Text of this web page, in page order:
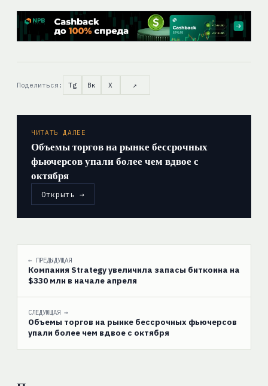
Поделиться: Tg Вк X ↗
ЧИТАТЬ ДАЛЕЕ
Объемы торгов на рынке бессрочных
фьючерсов упали более чем вдвое с
октября
Открыть →
← ПРЕДЫДУЩАЯ
Компания Strategy увеличила запасы биткоина на
$330 млн в начале апреля
СЛЕДУЮЩАЯ →
Объемы торгов на рынке бессрочных фьючерсов
упали более чем вдвое с октября